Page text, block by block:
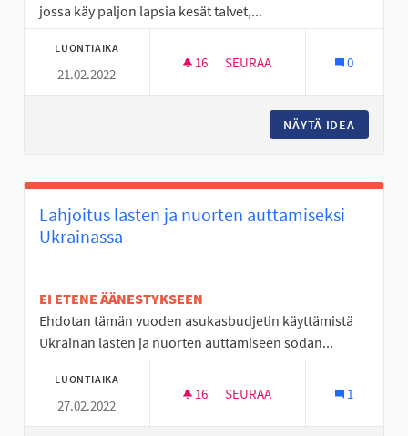
jossa käy paljon lapsia kesät talvet,...
LUONTIAIKA
21.02.2022
16 16 SEURAAJAA
SEURAA 0
NÄYTÄ IDEA
Lahjoitus lasten ja nuorten auttamiseksi
Ukrainassa
EI ETENE ÄÄNESTYKSEEN
Ehdotan tämän vuoden asukasbudjetin käyttämistä
Ukrainan lasten ja nuorten auttamiseen sodan...
LUONTIAIKA
27.02.2022
16 16 SEURAAJAA
SEURAA 1